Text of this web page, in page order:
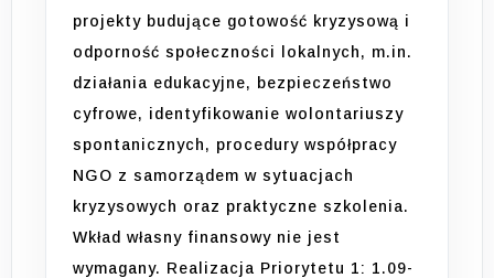
projekty budujące gotowość kryzysową i
odporność społeczności lokalnych, m.in.
działania edukacyjne, bezpieczeństwo
cyfrowe, identyfikowanie wolontariuszy
spontanicznych, procedury współpracy
NGO z samorządem w sytuacjach
kryzysowych oraz praktyczne szkolenia.
Wkład własny finansowy nie jest
wymagany. Realizacja Priorytetu 1: 1.09-